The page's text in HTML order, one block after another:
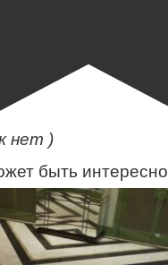
нет )
быть интересно